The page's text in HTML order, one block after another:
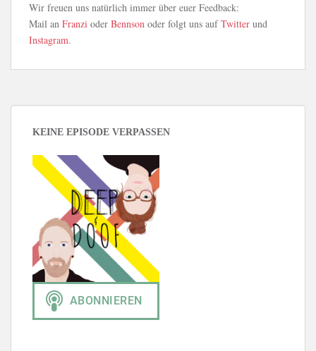
Wir freuen uns natürlich immer über euer Feedback:
Mail an Franzi oder Bennson oder folgt uns aufTwitter und
Instagram.
KEINE EPISODE VERPASSEN